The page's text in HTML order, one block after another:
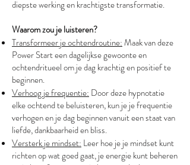
diepste werking en krachtigste transformatie.
Waarom zou je luisteren?
Transformeer je ochtendroutine:Maak van deze
Power Start een dagelijkse gewoonte en
ochtendritueel om je dag krachtig en positief te
beginnen.
Verhoog je frequentie: Door deze hypnotatie
elke ochtend te beluisteren, kun je je frequentie
verhogen en je dag beginnen vanuit een staat van
liefde, dankbaarheid en bliss.
Versterk je mindset: Leer hoe je je mindset kunt
richten op wat goed gaat, je energie kunt beheren